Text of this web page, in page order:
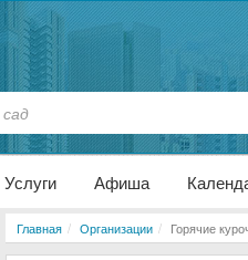
Услуги Афиша
Главная Организации Горячие